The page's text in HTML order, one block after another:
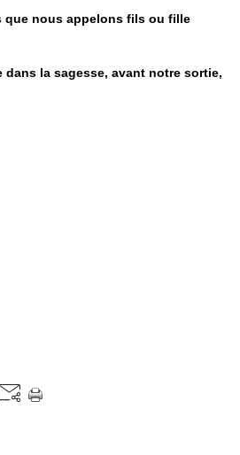
que nous appelons fils ou fille
dans la sagesse, avant notre sortie,